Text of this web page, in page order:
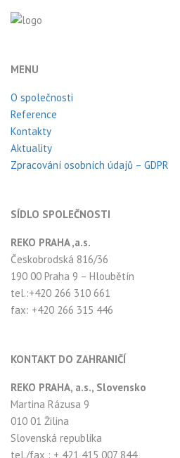
MENU
O společnosti
Reference
Kontakty
Aktuality
Zpracování osobních údajů – GDPR
SÍDLO SPOLEČNOSTI
REKO PRAHA ,a.s.
Českobrodská 816/36
190 00 Praha 9 – Hloubětín
tel.:+420 266 310 661
fax: +420 266 315 446
KONTAKT DO ZAHRANIČÍ
REKO PRAHA, a.s., Slovensko
Martina Rázusa 9
010 01 Žilina
Slovenská republika
tel./fax : + 421 415 007 844